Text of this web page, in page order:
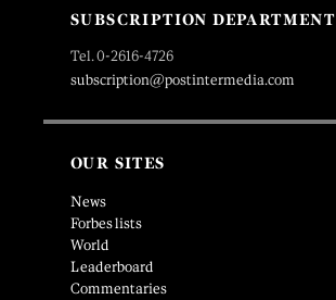
SUBSCRIPTION DEPARTMENT
Tel. 0-2616-4726
subscription@postintermedia.com
OUR SITES
News
Forbes lists
World
Leaderboard
Commentaries